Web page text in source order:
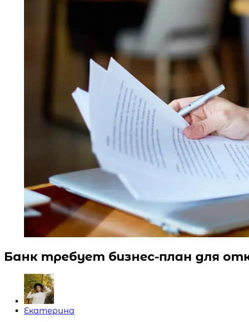
Банк требует бизнес-план для
Posted
Екатерина